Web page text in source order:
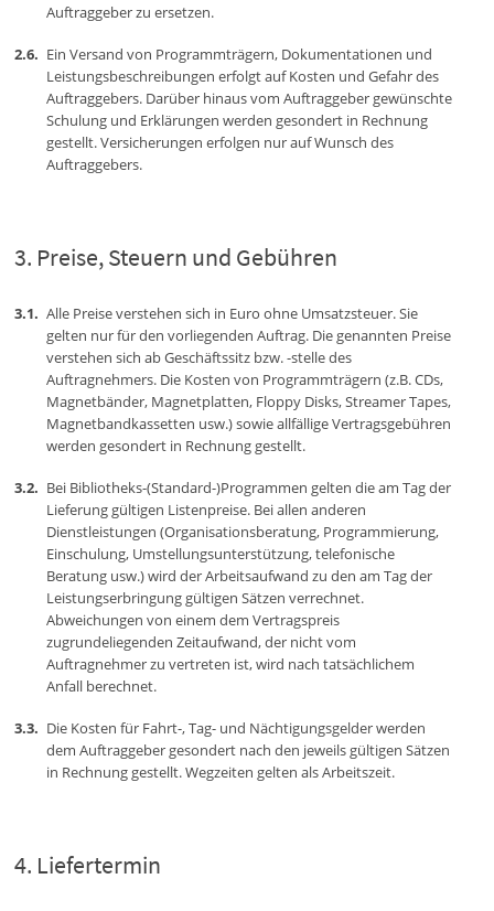
Auftraggeber zu ersetzen.
Ein Versand von Programmträgern, Dokumentationen und
Leistungsbeschreibungen erfolgt auf Kosten und Gefahr des
Auftraggebers. Darüber hinaus vom Auftraggeber gewünschte
Schulung und Erklärungen werden gesondert in Rechnung
gestellt. Versicherungen erfolgen nur auf Wunsch des
Auftraggebers.
Preise, Steuern und Gebühren
Alle Preise verstehen sich in Euro ohne Umsatzsteuer. Sie
gelten nur für den vorliegenden Auftrag. Die genannten Preise
verstehen sich ab Geschäftssitz bzw. -stelle des
Auftragnehmers. Die Kosten von Programmträgern (z.B. CDs,
Magnetbänder, Magnetplatten, Floppy Disks, Streamer Tapes,
Magnetbandkassetten usw.) sowie allfällige Vertragsgebühren
werden gesondert in Rechnung gestellt.
Bei Bibliotheks-(Standard-)Programmen gelten die am Tag der
Lieferung gültigen Listenpreise. Bei allen anderen
Dienstleistungen (Organisationsberatung, Programmierung,
Einschulung, Umstellungsunterstützung, telefonische
Beratung usw.) wird der Arbeitsaufwand zu den am Tag der
Leistungserbringung gültigen Sätzen verrechnet.
Abweichungen von einem dem Vertragspreis
zugrundeliegenden Zeitaufwand, der nicht vom
Auftragnehmer zu vertreten ist, wird nach tatsächlichem
Anfall berechnet.
Die Kosten für Fahrt-, Tag- und Nächtigungsgelder werden
dem Auftraggeber gesondert nach den jeweils gültigen Sätzen
in Rechnung gestellt. Wegzeiten gelten als Arbeitszeit.
Liefertermin